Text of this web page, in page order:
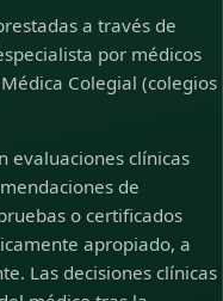
a través de
por médicos
Colegial (colegios
evaluaciones clínicas
de
o certificados
apropiado, a
Las decisiones clínicas